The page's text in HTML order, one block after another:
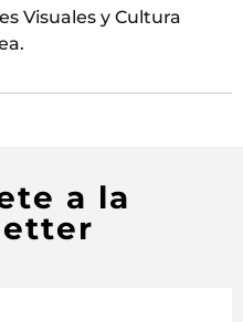
Visuales y Cultura
a la